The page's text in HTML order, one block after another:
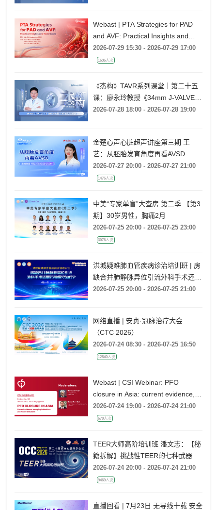
Webast | PTA Strategies for PAD
and AVF: Practical Insights and
Techniques
2026-07-29 15:30 - 2026-07-29 17:00
1636人次
《杰构》TAVR系列课堂｜第二十五
课：廖永玲教授《34mm J-VALVE
TF 治疗超大瓣环AR的实战经验》
2026-07-28 18:00 - 2026-07-28 19:00
金楚心声心脏超声讲座第三期 王
艺：从胚胎发育角度再看AVSD
2026-07-27 20:00 - 2026-07-27 21:00
1476人次
中美“专家单盲”大查房 第二季 【第3
期】30岁男性，胸痛2月
2026-07-25 20:00 - 2026-07-25 23:00
3076人次
洪城疑难肺血管疾病诊治培训班 | 房
缺合并肺静脉异位引流外科手术还是
药物保守治疗?
2026-07-25 20:00 - 2026-07-25 21:00
网络直播 | 安贞·冠脉治疗大会
（CTC 2026）
2026-07-24 08:30 - 2026-07-25 16:50
12840人次
Webast | CSI Webinar: PFO
closure in Asia: current evidence,
emerging indications and future
directions
2026-07-24 19:00 - 2026-07-24 21:00
670人次
TEER大师高阶培训班 潘文志：【秘
籍拆解】挑战性TEER的七种武器
2026-07-24 20:00 - 2026-07-24 21:00
9469人次
直播回看 | 7月23日 无导线十载 安全